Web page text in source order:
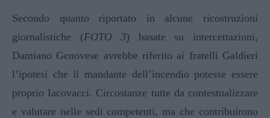
Secondo quanto riportato in alcune ricostruzioni
giornalistiche (FOTO 3) basate su intercettazioni,
Damiano Genovese avrebbe riferito ai fratelli Galdieri
l’ipotesi che il mandante dell’incendio potesse essere
proprio Iacovacci. Circostanze tutte da contestualizzare
e valutare nelle sedi competenti, ma che contribuirono